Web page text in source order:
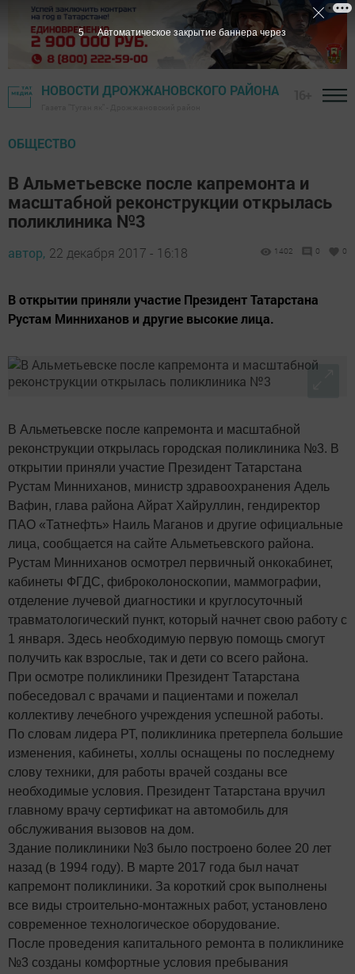
НОВОСТИ ДРОЖЖАНОВСКОГО РАЙОНА
ОБЩЕСТВО
В Альметьевске после капремонта и
масштабной реконструкции открылась
поликлиника №3
автор, 22 декабря 2017 - 16:18 1402 0 0
В открытии приняли участие Президент Татарстана
Рустам Минниханов и другие высокие лица.
В Альметьевске после капремонта и масштабной
реконструкции открылась городская поликлиника №3. В
открытии приняли участие Президент Татарстана
Рустам Минниханов, министр здравоохранения Адель
Вафин, глава района Айрат Хайруллин, гендиректор
ПАО «Татнефть» Наиль Маганов и другие официальные
лица, сообщается на сайте Альметьевского района.
Рустам Минниханов осмотрел первичный онкокабинет,
кабинеты ФГДС, фиброколоноскопии, маммографии,
отделение лучевой диагностики и круглосуточный
травматологический пункт, который начнет свою работу с
1 января. Здесь необходимую первую помощь смогут
получить как взрослые, так и дети со всего района.
При осмотре поликлиники Президент Татарстана
побеседовал с врачами и пациентами и пожелал
коллективу лечебного учреждения успешной работы.
По словам лидера РТ, поликлиника претерпела большие
изменения, кабинеты, холлы оснащены по последнему
слову техники, для работы врачей созданы все
необходимые условия. Президент Татарстана вручил
главному врачу сертификат на автомобиль для
обслуживания вызовов на дом.
Здание поликлиники №3 было построено более 20 лет
назад (в 1994 году). В марте 2017 года был начат
капремонт поликлиники. За короткий срок выполнены
все виды строительно-монтажных работ, установлено
современное технологическое оборудование.
После проведения капитального ремонта в поликлинике
№3 созданы комфортные условия пребывания
5 Автоматическое закрытие баннера через